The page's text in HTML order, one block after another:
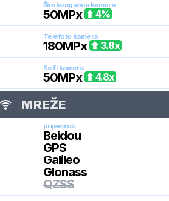
Širokougaona kamera
50MPx 4%
Telefoto kamera
180MPx 3.8x
Selfi kamera
50MPx 4.8x
MREŽE
prijemnici
Beidou
GPS
Galileo
Glonass
QZSS